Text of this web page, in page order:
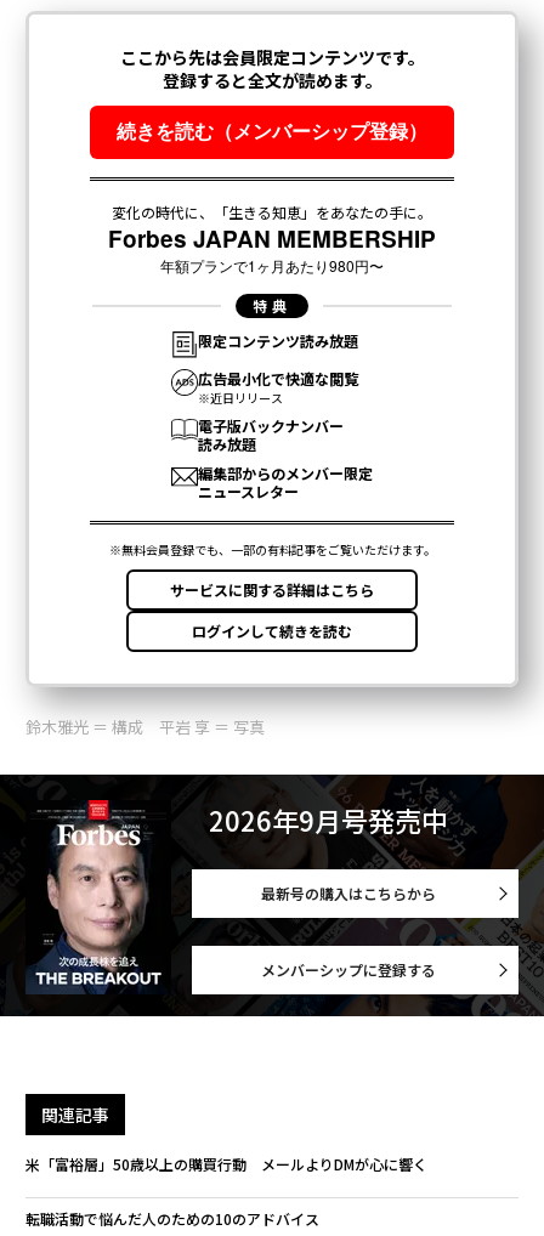
鈴木雅光 ＝ 構成 平岩 享 ＝ 写真
2026年9月号発売中
最新号の購入はこちらから
メンバーシップに登録する
関連記事
米「富裕層」50歳以上の購買行動 メールよりDMが心に響く
転職活動で悩んだ人のための10のアドバイス